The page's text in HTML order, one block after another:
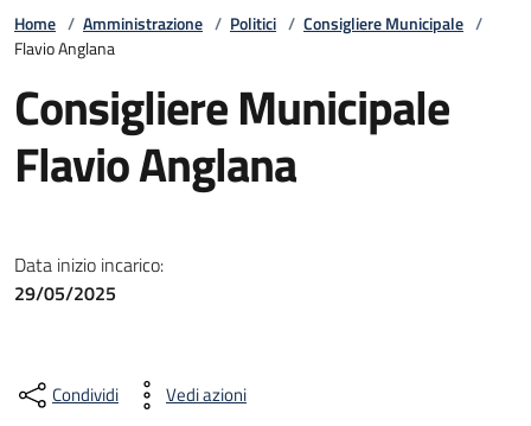
Home / Amministrazione / Politici / Consigliere Municipale /
Flavio Anglana
Consigliere Municipale
Flavio Anglana
Data inizio incarico:
29/05/2025
Condividi Vedi azioni